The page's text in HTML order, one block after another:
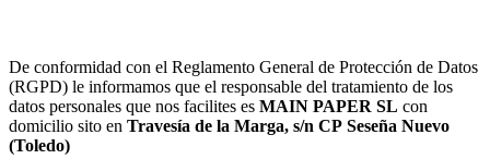
De conformidad con el Reglamento General de Protección de Datos
(RGPD) le informamos que el responsable del tratamiento de los
datos personales que nos facilites es MAIN PAPER SL con
domicilio sito en Travesía de la Marga, s/n CP Seseña Nuevo
(Toledo)